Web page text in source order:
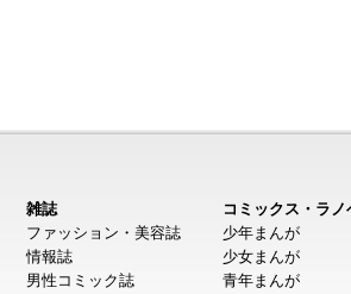
雑誌
ファッション・美容誌
情報誌
男性コミック誌
コミックス・ラノ
少年まんが
少女まんが
青年まんが